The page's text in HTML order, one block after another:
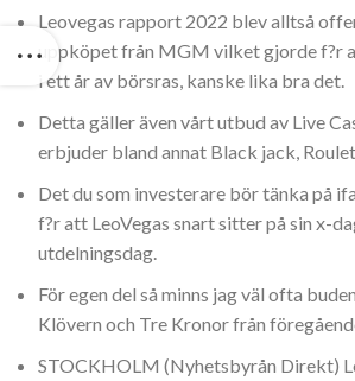
Leovegas rapport 2022 blev alltså
uppköpet från MGM vilket gjorde f?r
i ett år av börsras, kanske lika bra det.
Detta gäller även vårt utbud av Live
erbjuder bland annat Black jack,
Det du som investerare bör tänka på
f?r att LeoVegas snart sitter på sin x-
utdelningsdag.
För egen del så minns jag väl ofta
Klövern och Tre Kronor från
STOCKHOLM (Nyhetsbyrån Direkt)